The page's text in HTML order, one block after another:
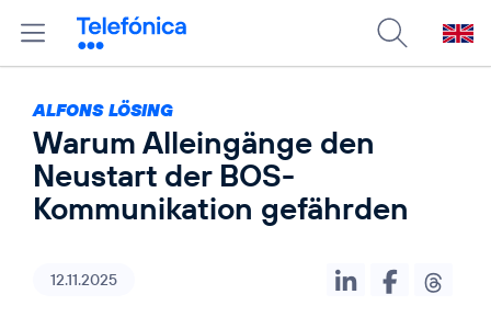
ALFONS LÖSING
Warum Alleingänge den
Neustart der BOS-
Kommunikation gefährden
12.11.2025